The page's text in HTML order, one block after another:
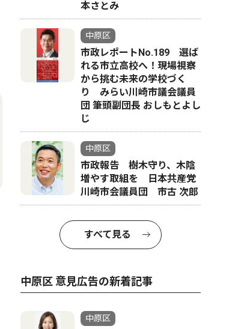
本さとみ
中原区
市政レポートNo.189 選ば
れる市立高校へ！現場視察
から挑む未来の学校づく
り みらい川崎市議会議員
団 筆頭副団長 おしもとよし
じ
中原区
市政報告 樹木守り、木陰
増やす取組を 日本共産党
川崎市会議員団 市古 次郎
すべて見る
中原区 意見広告の新着記事
中原区